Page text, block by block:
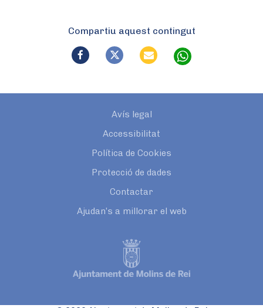
Compartiu aquest contingut
Avís legal
Accessibilitat
Política de Cookies
Protecció de dades
Contactar
Ajudan’s a millorar el web